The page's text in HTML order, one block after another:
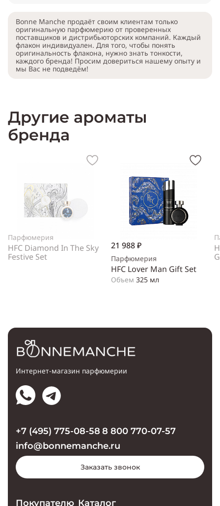
Bonne Manche продаёт своим клиентам только
оригинальную парфюмерию от проверенных
поставщиков и дистрибьюторских компаний. Каждый
флакон индивидуален. Для того, чтобы понять
оригинальность флакона, нужно знать тонкости,
каждого бренда! Просим довериться нашему опыту и
мы Вас не подведём!
Другие ароматы
бренда
Парфюмерия
HFC Diamond In The Sky
Festive Set
21 988 ₽
Парфюмерия
HFC Lover Man Gift Set
Объем 325 мл
Интернет-магазин парфюмерии
Покупателю Каталог
+7 (495) 775-08-58 8 800 770-07-57
info@bonnemanche.ru
Заказать звонок